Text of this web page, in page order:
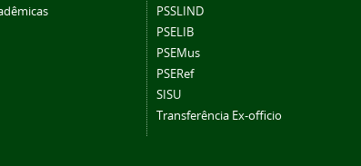
PSSLIND
PSELIB
PSEMus
PSERef
SISU
Transferência Ex-officio